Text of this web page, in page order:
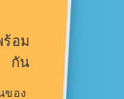
ร้อม
กัน
ของ